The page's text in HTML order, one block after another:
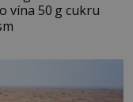
vína 50 g cukru